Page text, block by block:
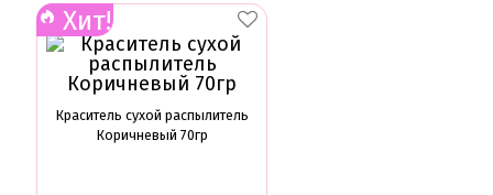
Хит!
Краситель сухой распылитель
Коричневый 70гр